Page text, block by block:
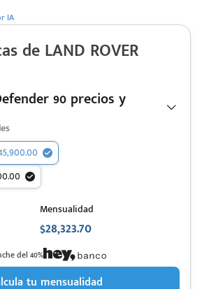
IA
de LAND ROVER
90 precios y
Mensualidad
$28,323.70
del 40%
tu mensualidad